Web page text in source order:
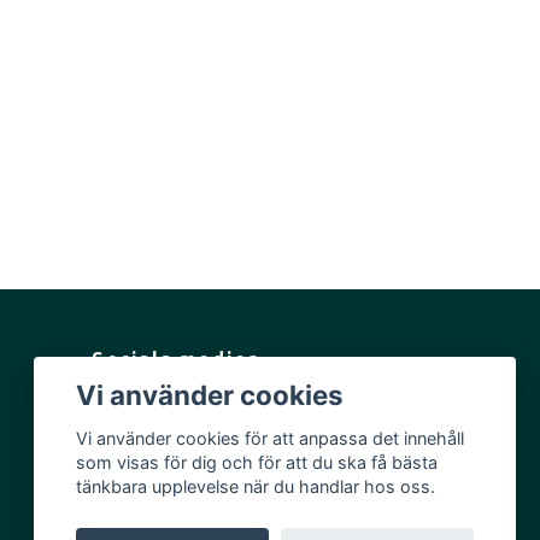
Sociala medier
Facebook
Instagram
YouTube
Vi använder cookies
Vi använder cookies för att anpassa det innehåll
som visas för dig och för att du ska få bästa
tänkbara upplevelse när du handlar hos oss.